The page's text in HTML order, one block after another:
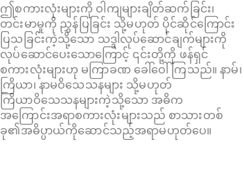
ဤစကားလုံးများကို ဝါကျများချိတ်ဆက်ခြင်း၊
တင်းမာမှုကို ညွှန်ပြခြင်း သို့မဟုတ် ပိုင်ဆိုင်ကြောင်း
ပြသခြင်းကဲ့သို့သော သဒ္ဒါလုပ်ဆောင်ချက်များကို
လုပ်ဆောင်ပေးသောကြောင့် ၎င်းတို့ကို ဖန်ရှင်
စကားလုံးများဟု မကြာခဏ ခေါ်ဝေါ်ကြသည်။ နာမ်၊
ကြိယာ၊ နာမဝိသေသနများ သို့မဟုတ်
ကြိယာဝိသေသနများကဲ့သို့သော အဓိက
အကြောင်းအရာစကားလုံးများသည် စာသားတစ်
ခု၏အဓိပ္ပာယ်ကိုဆောင်သည့်အရာမဟုတ်ပေ။